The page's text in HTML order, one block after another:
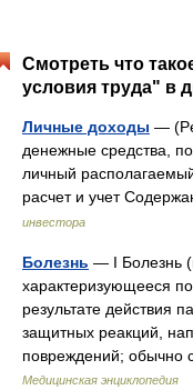
Смотреть что
условия труда" в
Личные доходы —
денежные средства,
личный
расчет и учет
инвестора
Болезнь — I Болезнь
характеризующееся
результате действия
защитных реакций,
повреждений; обычно
Медицинская энциклопедия